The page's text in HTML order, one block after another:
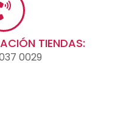
TIENDAS:
0029